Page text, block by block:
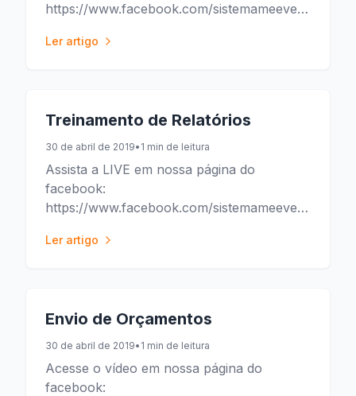
https://www.facebook.com/sistemameeventos/
Ler artigo
Treinamento de Relatórios
30 de abril de 2019• 1 min de leitura
Assista a LIVE em nossa página do
facebook:
https://www.facebook.com/sistemameeventos/
Ler artigo
Envio de Orçamentos
30 de abril de 2019• 1 min de leitura
Acesse o vídeo em nossa página do
facebook: